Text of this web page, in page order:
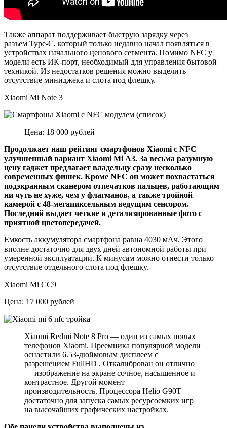
Также аппарат поддерживает быструю зарядку через
разъем Type-C, который только недавно начал появляться в
устройствах начального ценового сегмента. Помимо NFC у
модели есть ИК-порт, необходимый для управления бытовой
техникой. Из недостатков решения можно выделить
отсутствие миниджека и слота под флешку.
Xiaomi Mi Note 3
Цена: 18 000 рублей
Продолжает наш рейтинг смартфонов Xiaomi с NFC
улучшенный вариант Xiaomi Mi A3. За весьма разумную
цену гаджет предлагает владельцу сразу несколько
современных фишек. Кроме NFC он может похвастаться
подэкранным сканером отпечатков пальцев, работающим
ни чуть не хуже, чем у флагманов, а также тройной
камерой с 48-мегапиксельным ведущим сенсором.
Последний выдает четкие и детализированные фото с
приятной цветопередачей.
Емкость аккумулятора смартфона равна 4030 мАч. Этого
вполне достаточно для двух дней автономной работы при
умеренной эксплуатации. К минусам можно отнести только
отсутствие отдельного слота под флешку.
Xiaomi Mi CC9
Цена: 17 000 рублей
Xiaomi Redmi Note 8 Pro — один из самых новых
телефонов Xiaomi. Преемника популярной модели
оснастили 6.53-дюймовым дисплеем с
разрешением FullHD . Откалиброван он отлично
— изображение на экране сочное, насыщенное и
контрастное. Другой момент —
производительность. Процессора Helio G90T
достаточно для запуска самых ресурсоемких игр
на высочайших графических настройках.